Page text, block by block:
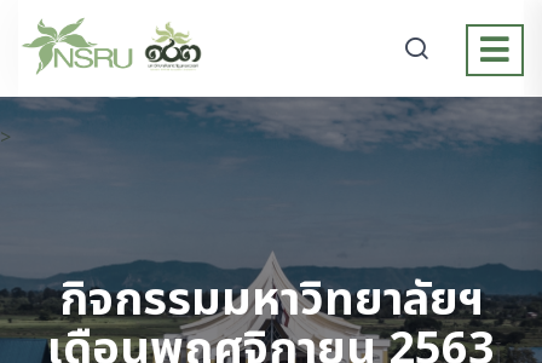
>
กิจกรรมมหาวิทยาลัยฯ